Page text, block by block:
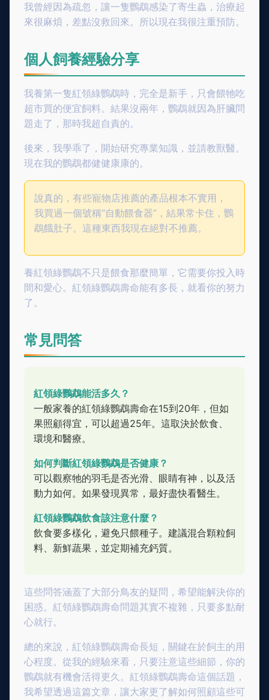
我曾經因為疏忽，讓一隻鸚鵡感染了寄生蟲，治療起
來很麻煩，差點沒救回來。所以現在我很注重預防。
個人飼養經驗分享
我養第一隻紅領綠鸚鵡時，完全是新手，只會餵牠吃
超市買的便宜飼料。結果沒兩年，鸚鵡就因為肝臟問
題走了，那時我超自責的。
後來，我學乖了，開始研究專業知識，並請教獸醫。
現在我的鸚鵡都健健康康的。
說真的，有些寵物店推薦的產品根本不實用，
我買過一個號稱“自動餵食器”，結果常卡住，鸚
鵡餓肚子。這種東西我現在絕對不推薦。
養紅領綠鸚鵡不只是餵食那麼簡單，它需要你投入時
間和愛心。紅領綠鸚鵡壽命能有多長，就看你的努力
了。
常見問答
紅領綠鸚鵡能活多久？
一般家養的紅領綠鸚鵡壽命在15到20年，但如
果照顧得宜，可以超過25年。這取決於飲食、
環境和醫療。
如何判斷紅領綠鸚鵡是否健康？
可以觀察牠的羽毛是否光滑、眼睛有神，以及活
動力如何。如果發現異常，最好盡快看醫生。
紅領綠鸚鵡飲食該注意什麼？
飲食要多樣化，避免只餵種子。建議混合顆粒飼
料、新鮮蔬果，並定期補充鈣質。
這些問答涵蓋了大部分鳥友的疑問，希望能解決你的
困惑。紅領綠鸚鵡壽命問題其實不複雜，只要多點耐
心就行。
總的來說，紅領綠鸚鵡壽命長短，關鍵在於飼主的用
心程度。從我的經驗來看，只要注意這些細節，你的
鸚鵡就有機會活得更久。紅領綠鸚鵡壽命這個話題，
我希望透過這篇文章，讓大家更了解如何照顧這些可